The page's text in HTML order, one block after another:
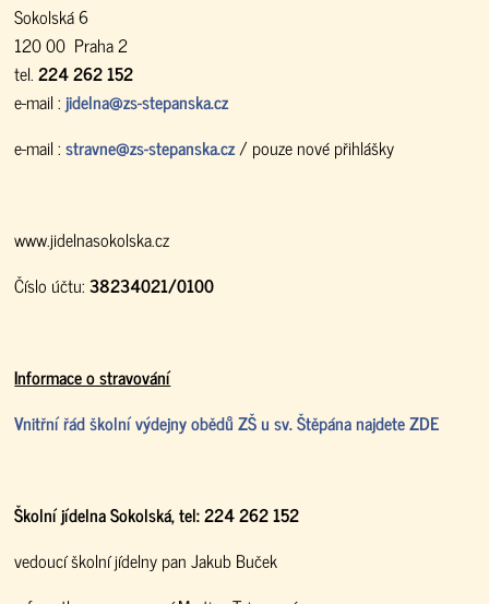
Sokolská 6
120 00 Praha 2
tel.224 262 152
e-mail : jidelna@zs-stepanska.cz
e-mail :stravne@zs-stepanska.cz/ pouze nové přihlášky
www.jidelnasokolska.cz
Číslo účtu:38234021/0100
Informace o stravování
Vnitřní řád školní výdejny obědů ZŠ u sv. Štěpána najdete ZDE
Školní jídelna Sokolská, tel: 224 262 152
vedoucí školní jídelny pan Jakub Buček